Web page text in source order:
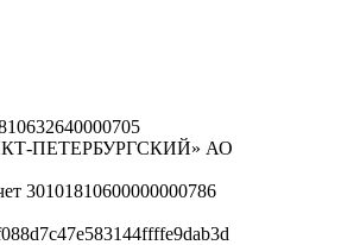
ПЕТЕРБУРГСКИЙ» АО
30101810600000000786